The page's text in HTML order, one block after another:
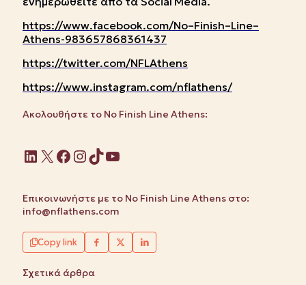
https://www.facebook.com/No–Finish–Line–
Athens-983657868361437
https://twitter.com/NFLAthens
https://www.instagram.com/nflathens/
Ακολουθήστε το No Finish Line Athens:
Linkedin
X Facebook
Instagram
TikTok
YouTube
Επικοινωνήστε με το No Finish Line Athens στο:
info@nflathens.com
Copy link
Σχετικά άρθρα